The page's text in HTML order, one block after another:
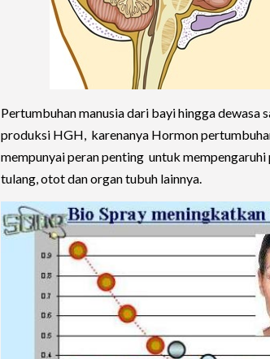
Pertumbuhan manusia dari bayi hingga dewasa
produksi HGH, karenanya Hormon
mempunyai peran penting untuk
tulang, otot dan organ tubuh lainnya.